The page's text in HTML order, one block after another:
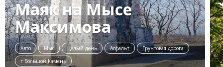
Маяк на Мысе
Максимова
Авто Мыс Целый день Асфальт
Грунтовая дорога
г Большой Камень